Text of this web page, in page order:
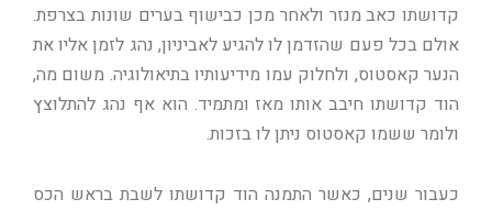
קדושתו כאב מנזר ולאחר מכן כבישוף בערים שונות בצרפת.
אולם בכל פעם שהזדמן לו להגיע לאביניון, נהג לזמן אליו את
הנער קאסטוס, ולחלוק עמו מידיעותיו בתיאולוגיה. משום מה,
הוד קדושתו חיבב אותו מאז ומתמיד. הוא אף נהג להתלוצץ
ולומר ששמו קאסטוס ניתן לו בזכות.
כעבור שנים, כאשר התמנה הוד קדושתו לשבת בראש הכס